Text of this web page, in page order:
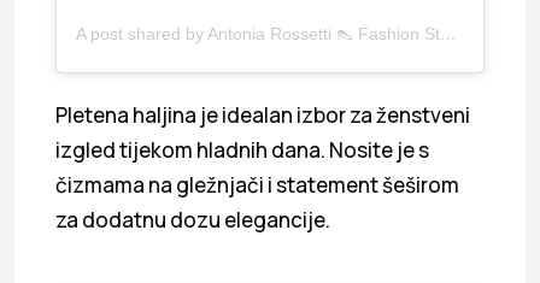
A post shared by Antonia Rossetti 👠 Fashion Stylist (@tipstowear)
Pletena haljina je idealan izbor za ženstveni
izgled tijekom hladnih dana. Nosite je s
čizmama na gležnjači i statement šeširom
za dodatnu dozu elegancije.